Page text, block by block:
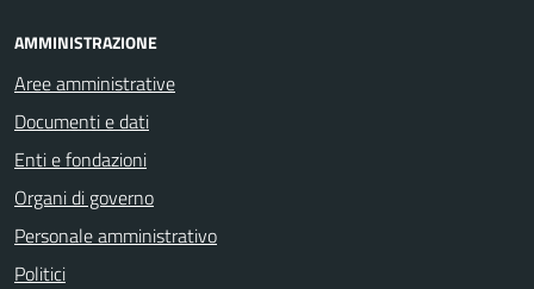
AMMINISTRAZIONE
Aree amministrative
Documenti e dati
Enti e fondazioni
Organi di governo
Personale amministrativo
Politici